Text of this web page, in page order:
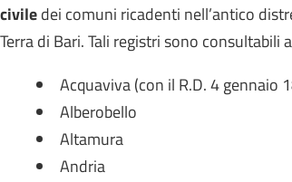
civiledei comuni ricadenti nell’antico
Terra di Bari. Tali registri sono consultabili
Acquaviva (con il R.D. 4 gennaio
Alberobello
Altamura
Andria